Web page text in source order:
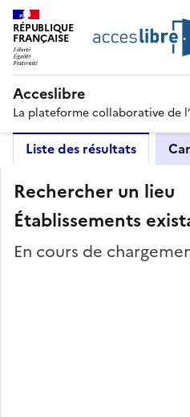
RÉPUBLIQUE
FRANÇAISE
Acceslibre
La plateforme collaborative de
Liste des résultats
Rechercher un lieu
Établissements
En cours de